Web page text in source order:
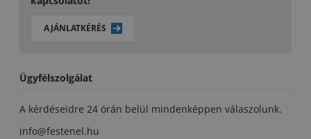
AJÁNLATKÉRÉS
Ügyfélszolgálat
A kérdéseidre 24 órán belül mindenképpen válaszolunk.
info@festenel.hu